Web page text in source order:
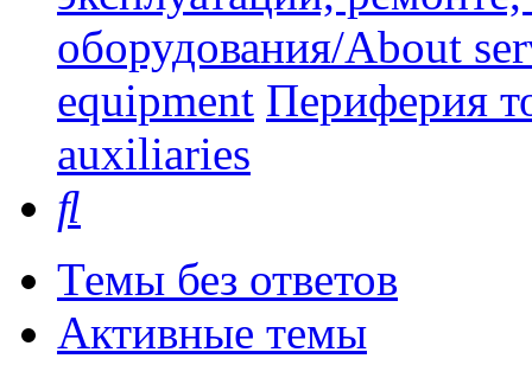
оборудования/About
equipment Периферия
auxiliaries
Темы без ответов
Активные темы